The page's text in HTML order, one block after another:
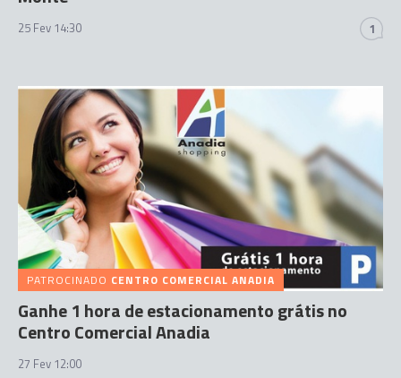
25 Fev 14:30 1
PATROCINADO CENTRO COMERCIAL ANADIA
Ganhe 1 hora de estacionamento grátis no
Centro Comercial Anadia
27 Fev 12:00